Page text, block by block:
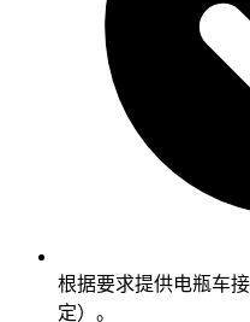
根据要求提供电瓶车
定）。